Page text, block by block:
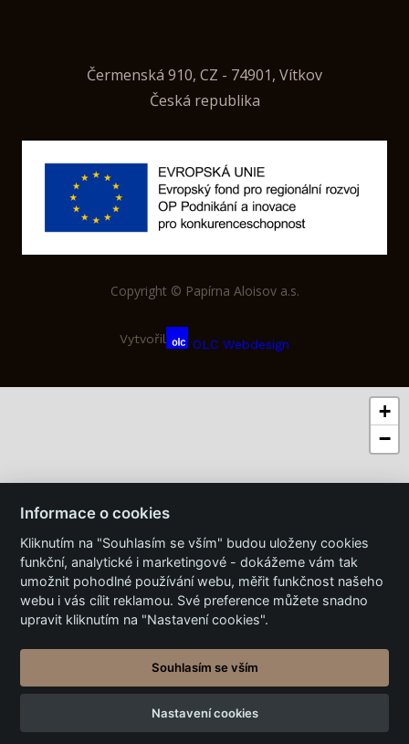
Čermenská 910, CZ - 74901, Vítkov
Česká republika
Copyright © Papírna Aloisov a.s.
Vytvořil OLC Webdesign
+
−
Informace o cookies
Kliknutím na "Souhlasím se vším" budou uloženy cookies
funkční, analytické i marketingové - dokážeme vám tak
umožnit pohodlné používání webu, měřit funkčnost našeho
webu i vás cílit reklamou. Své preference můžete snadno
upravit kliknutím na "Nastavení cookies".
Souhlasím se vším
Nastavení cookies